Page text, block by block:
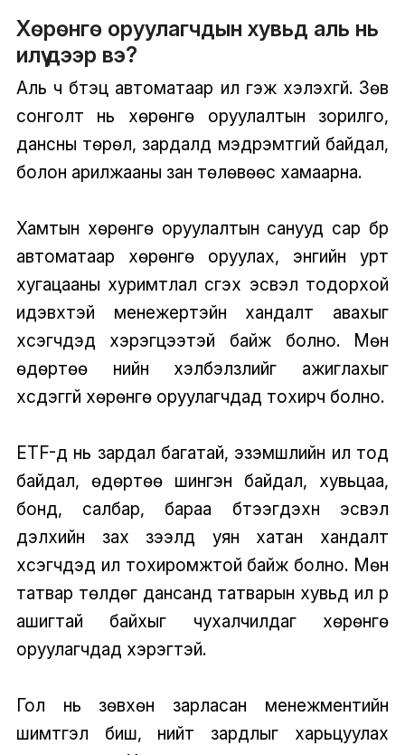
Хөрөнгө оруулагчдын хувьд аль нь
илүү дээр вэ?
Аль ч бүтэц автоматаар илүү гэж хэлэхгүй. Зөв
сонголт нь хөрөнгө оруулалтын зорилго,
дансны төрөл, зардалд мэдрэмтгий байдал,
болон арилжааны зан төлөвөөс хамаарна.
Хамтын хөрөнгө оруулалтын санууд сар бүр
автоматаар хөрөнгө оруулах, энгийн урт
хугацааны хуримтлал үүсгэх эсвэл тодорхой
идэвхтэй менежертэйн хандалт авахыг
хүсэгчдэд хэрэгцээтэй байж болно. Мөн
өдөртөө үнийн хэлбэлзлийг ажиглахыг
хүсдэггүй хөрөнгө оруулагчдад тохирч болно.
ETF-үүд нь зардал багатай, эзэмшлийн ил тод
байдал, өдөртөө шингэн байдал, хувьцаа,
бонд, салбар, бараа бүтээгдэхүүн эсвэл
дэлхийн зах зээлд уян хатан хандалт
хүсэгчдэд илүү тохиромжтой байж болно. Мөн
татвар төлдөг дансанд татварын хувьд илүү үр
ашигтай байхыг чухалчилдаг хөрөнгө
оруулагчдад хэрэгтэй.
Гол нь зөвхөн зарласан менежментийн
шимтгэл биш, нийт зардлыг харьцуулах